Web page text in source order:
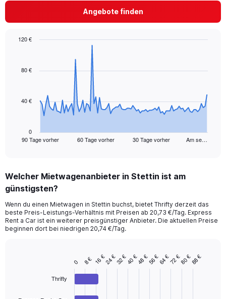
Angebote finden
data
The
Range:
91
The
chart
has
90 Tage vorher 60 Tage vorher 30 Tage vorher Am se…
0
40 €
80 €
120 €
End
Welcher Mietwagenanbieter in Stettin ist am
günstigsten?
Wenn du einen Mietwagen in Stettin buchst, bietet Thrifty derzeit das
beste Preis-Leistungs-Verhältnis mit Preisen ab 20,73 €/Tag. Express
Rent a Car ist ein weiterer preisgünstiger Anbieter. Die aktuellen Preise
beginnen dort bei niedrigen 20,74 €/Tag.
Thrifty
0 24 € 48 € 72 €
8 € 16 € 32 €40 € 56 €64 € 80 €88 €